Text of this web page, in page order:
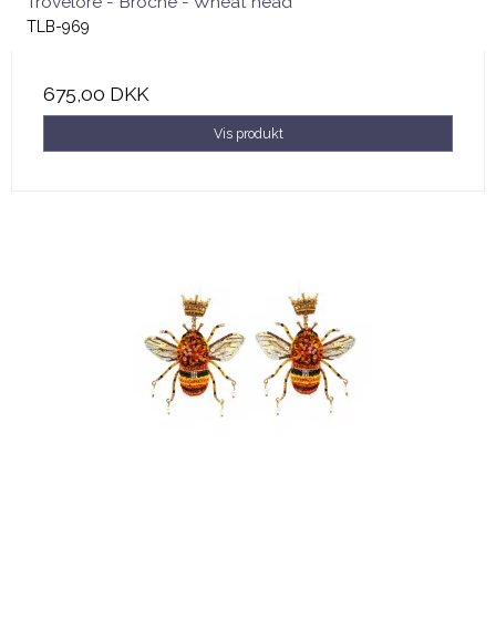
TLB-969
675,00 DKK
Vis produkt